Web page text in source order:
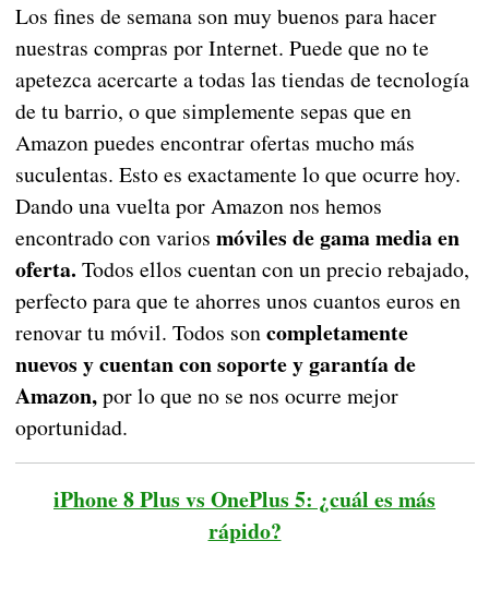
Los fines de semana son muy buenos para hacer
nuestras compras por Internet. Puede que no te
apetezca acercarte a todas las tiendas de tecnología
de tu barrio, o que simplemente sepas que en
Amazon puedes encontrar ofertas mucho más
suculentas. Esto es exactamente lo que ocurre hoy.
Dando una vuelta por Amazon nos hemos
encontrado con varios móviles de gama media en
oferta. Todos ellos cuentan con un precio rebajado,
perfecto para que te ahorres unos cuantos euros en
renovar tu móvil. Todos soncompletamente
nuevos y cuentan con soporte y garantía de
Amazon,por lo que no se nos ocurre mejor
oportunidad.
iPhone 8 Plus vs OnePlus 5: ¿cuál es más
rápido?